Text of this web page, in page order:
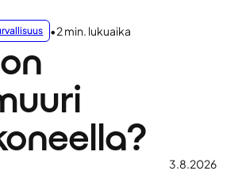
•2 min. lukuaika
3.8.2026